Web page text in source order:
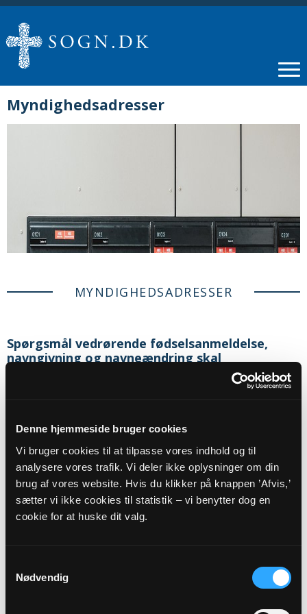
Denne hjemmeside bruger cookies
Vi bruger cookies til at tilpasse vores indhold og til
analysere vores trafik. Vi deler ikke oplysninger om din
brug af vores website. Hvis du klikker på knappen ’Afvis,’
sætter vi ikke cookies til statistik – vi benytter dog en
cookie for at huske dit valg.
Nødvendig
Myndighedsadresser
MYNDIGHEDSADRESSER
Spørgsmål vedrørende fødselsanmeldelse,
navngivning og navneændring skal
Sikker henvendelse
Eller til:
4953Vesterborg